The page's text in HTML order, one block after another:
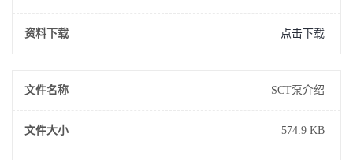
资料下载 点击下载
文件名称 SCT泵介绍
文件大小 574.9 KB